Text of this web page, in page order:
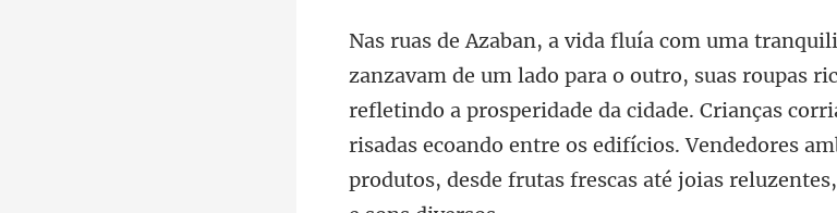
refletindo a prosperidade da cidade. Crianças
risadas ecoando entre os edifícios. Ve